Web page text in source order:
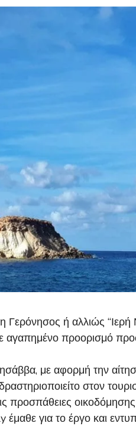
ή αλλιώς “Ιερή
αγαπημένο προορισμό
με αφορμή την
στον
προσπάθειες
για το έργο και